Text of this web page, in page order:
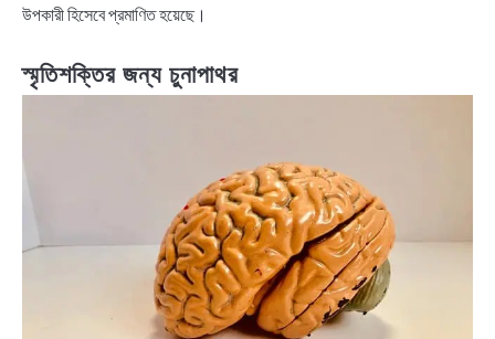
উপকারী হিসেবে প্রমাণিত হয়েছে।
স্মৃতিশক্তির জন্য চুনাপাথর